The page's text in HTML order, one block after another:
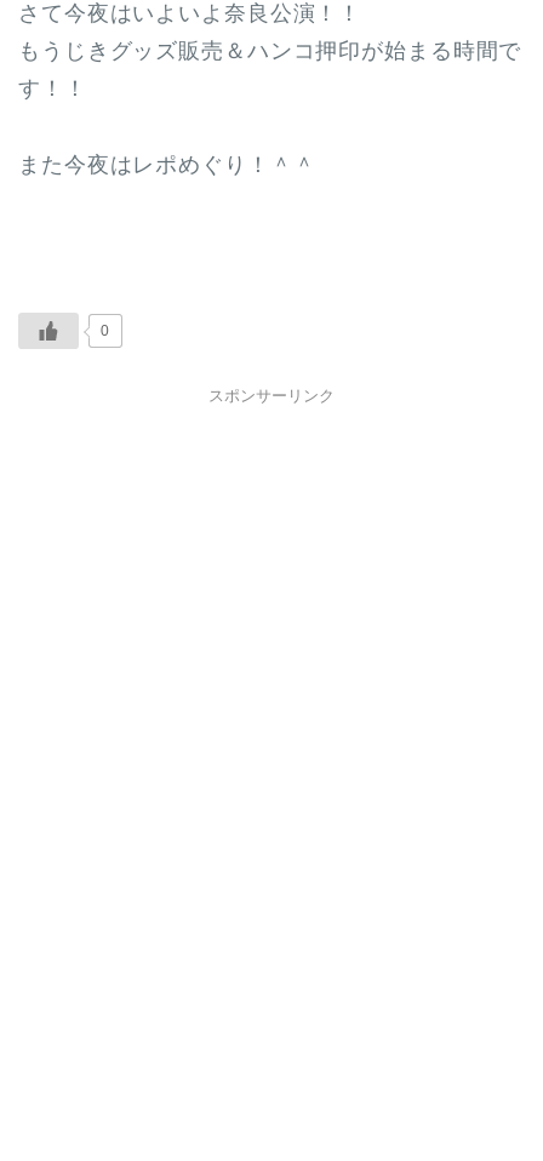
さて今夜はいよいよ奈良公演！！
もうじきグッズ販売＆ハンコ押印が始まる時間で
す！！
また今夜はレポめぐり！＾＾
0
スポンサーリンク